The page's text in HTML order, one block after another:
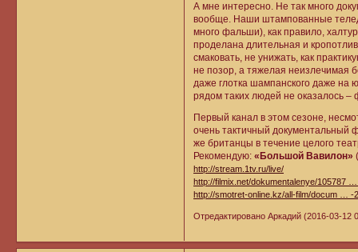
А мне интересно. Не так много
вообще. Наши штампованные
много фальши), как правило,
проделана длительная и
смаковать, не унижать, как
не позор, а тяжелая неизлечимая
даже глотка шампанского даже на
рядом таких людей не оказалось –
Первый канал в этом сезоне,
очень тактичный документальный
же британцы в течение целого
Рекомендую:«Большой Вавилон»
http://stream.1tv.ru/live/
http://filmix.net/dokumentalenye/105787
http://smotret-online.kz/all-film/docum … -
Отредактировано Аркадий (2016-03-12